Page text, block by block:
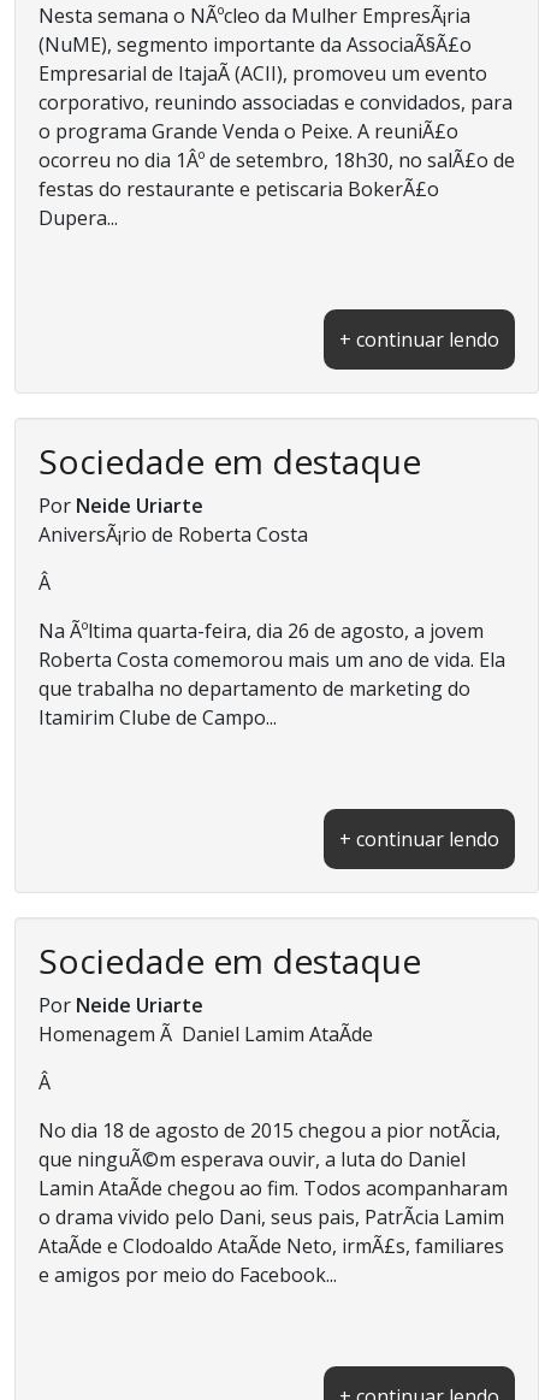
Nesta semana o NÃºcleo da Mulher EmpresÃ¡ria
(NuME), segmento importante da AssociaÃ§Ã£o
Empresarial de ItajaÃ­ (ACII), promoveu um evento
corporativo, reunindo associadas e convidados, para
o programa Grande Venda o Peixe. A reuniÃ£o
ocorreu no dia 1Âº de setembro, 18h30, no salÃ£o de
festas do restaurante e petiscaria BokerÃ£o
Dupera...
+ continuar lendo
Sociedade em destaque
Por Neide Uriarte
AniversÃ¡rio de Roberta Costa
Â
Na Ãºltima quarta-feira, dia 26 de agosto, a jovem
Roberta Costa comemorou mais um ano de vida. Ela
que trabalha no departamento de marketing do
Itamirim Clube de Campo...
+ continuar lendo
Sociedade em destaque
Por Neide Uriarte
Homenagem Ã Daniel Lamim AtaÃ­de
Â
No dia 18 de agosto de 2015 chegou a pior notÃ­cia,
que ninguÃ©m esperava ouvir, a luta do Daniel
Lamin AtaÃ­de chegou ao fim. Todos acompanharam
o drama vivido pelo Dani, seus pais, PatrÃ­cia Lamim
AtaÃ­de e Clodoaldo AtaÃ­de Neto, irmÃ£s, familiares
e amigos por meio do Facebook...